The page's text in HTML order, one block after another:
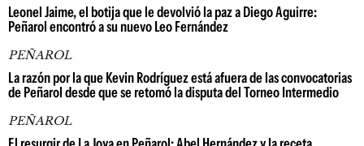
Leonel Jaime, el botija que le devolvió la paz a Diego Aguirre:
Peñarol encontró a su nuevo Leo Fernández
PEÑAROL
La razón por la que Kevin Rodríguez está afuera de las convocatorias
de Peñarol desde que se retomó la disputa del Torneo Intermedio
PEÑAROL